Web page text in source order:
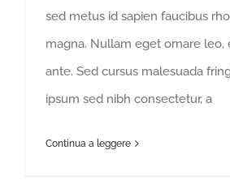
sed metus id sapien faucibus
magna. Nullam eget ornare leo,
ante. Sed cursus malesuada
ipsum sed nibh consectetur, a
Continua a leggere